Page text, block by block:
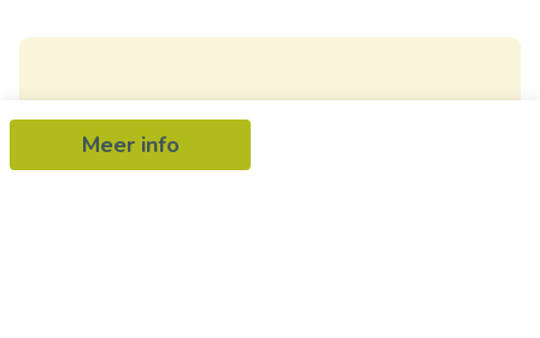
Meer info
Ontvang als eerste het nieuwste
aanbod in je mailbox